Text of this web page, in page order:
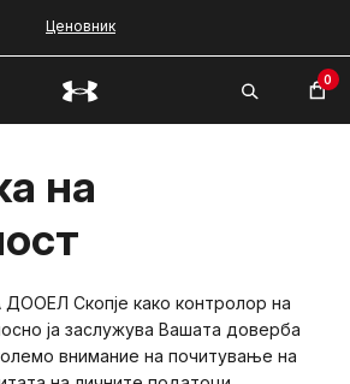
Ценовник
0
на
Скопје како контролор на
ја заслужува Вашата доверба
внимание на почитување на